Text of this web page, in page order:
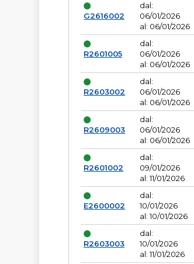
G2616002
dal:
06/01/2026
al: 06/01/2026
R2601005
dal:
06/01/2026
al: 06/01/2026
R2603002
dal:
06/01/2026
al: 06/01/2026
R2609003
dal:
06/01/2026
al: 06/01/2026
R2601002
dal:
09/01/2026
al: 11/01/2026
E2600002
dal:
10/01/2026
al: 10/01/2026
R2603003
dal:
10/01/2026
al: 11/01/2026